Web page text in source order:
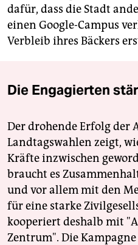
dafür, dass die Stadt
einen Google-Campus
Verbleib ihres Bäckers
Die Engagierten
Der drohende Erfolg der
Landtagswahlen zeigt,
Kräfte inzwischen
braucht es
und vor allem mit den
für eine starke
kooperiert deshalb mit
Zentrum". Die